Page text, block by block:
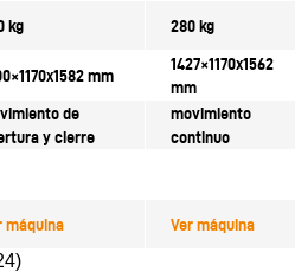
kg 280 kg
mm
1427×1170x1562
mm
de
y cierre
movimiento
continuo
máquina Ver máquina